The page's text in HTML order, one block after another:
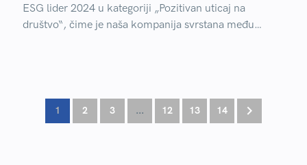
ESG lider 2024 u kategoriji „Pozitivan uticaj na
društvo“, čime je naša kompanija svrstana među
1 2 3 ... 12 13 14